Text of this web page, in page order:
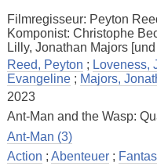
Filmregisseur: Peyton
Komponist: Christophe
Lilly, Jonathan Majors
Reed, Peyton ; Loveness,
Evangeline ; Majors,
2023
Ant-Man and the Wasp:
Ant-Man (3)
Action ;Abenteuer ;